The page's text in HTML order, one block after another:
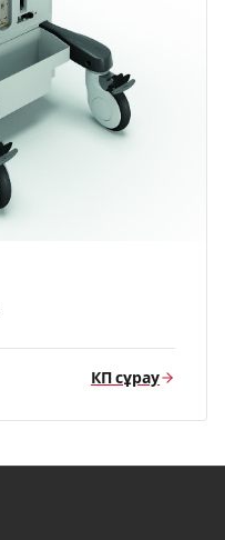
КП сұрау